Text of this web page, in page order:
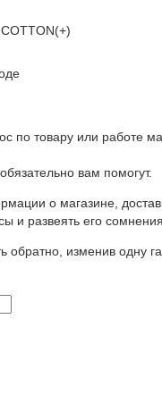
по товару или работе
вам помогут.
о магазине,
и развеять его
обратно, изменив одну